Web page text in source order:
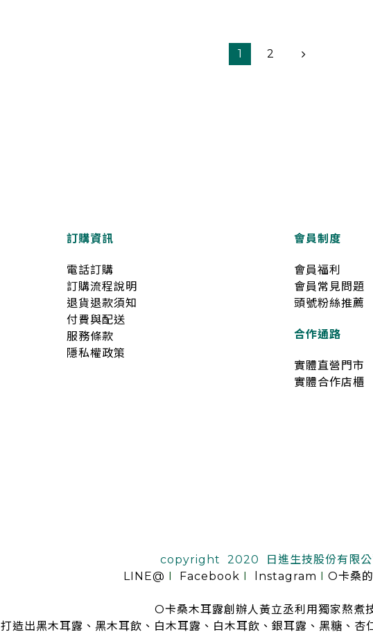
1 2
訂購資訊
電話訂購
訂購流程說明
退貨退款須知
付費與配送
服務條款
隱私權政策
會員制度
會員福利
會員常見問題
頭號粉絲推薦
合作通路
實體直營門市
實體合作店櫃
copyright 2020 日進生技股份有限公
LINE@ I Facebook I lnstagram I O卡桑
O卡桑木耳露創辦人黃立丞利用獨家熬煮
打造出黑木耳露、黑木耳飲、白木耳露、白木耳飲、銀耳露、黑糖、杏